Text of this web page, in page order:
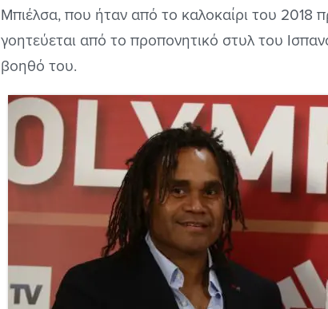
Μπιέλσα, που ήταν από το καλοκαίρι του 2018
γοητεύεται από το προπονητικό στυλ του
βοηθό του.